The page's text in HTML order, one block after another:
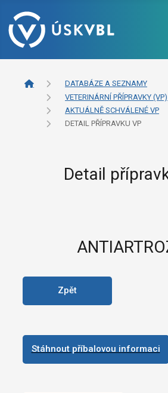
DATABÁZE A SEZNAMY
VETERINÁRNÍ PŘÍPRAVKY (VP)
AKTUÁLNĚ SCHVÁLENÉ VP
DETAIL PŘÍPRAVKU VP
Detail
Zpět
Stáhnout příbalovou informaci